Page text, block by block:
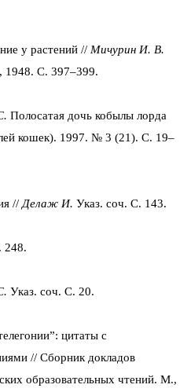
у растений // Мичурин И. В.
1948. С. 397–399.
Полосатая дочь кобылы лорда
кошек). 1997. № 3 (21). С. 19–
// Делаж И. Указ. соч. С. 143.
248.
Указ. соч. С. 20.
цитаты с
// Сборник докладов
образовательных чтений. М.,